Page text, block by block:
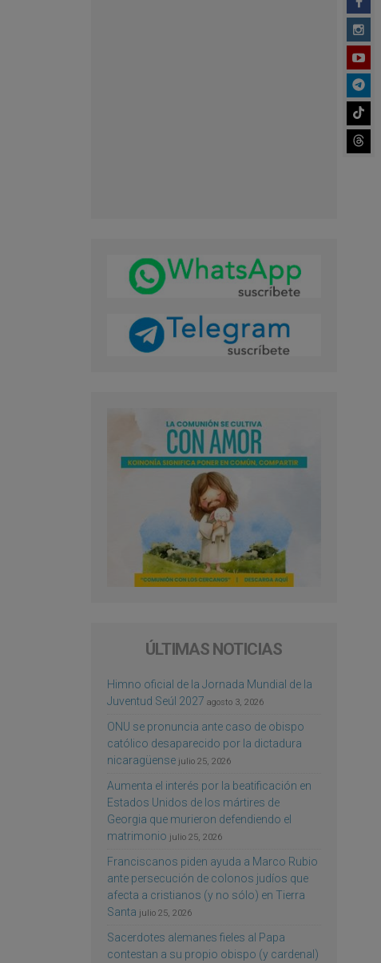
ÚLTIMAS NOTICIAS
Himno oficial de la Jornada Mundial de la
Juventud Seúl 2027 agosto 3, 2026
ONU se pronuncia ante caso de obispo
católico desaparecido por la dictadura
nicaragüense julio 25, 2026
Aumenta el interés por la beatificación en
Estados Unidos de los mártires de
Georgia que murieron defendiendo el
matrimonio julio 25, 2026
Franciscanos piden ayuda a Marco Rubio
ante persecución de colonos judíos que
afecta a cristianos (y no sólo) en Tierra
Santa julio 25, 2026
Sacerdotes alemanes fieles al Papa
contestan a su propio obispo (y cardenal)